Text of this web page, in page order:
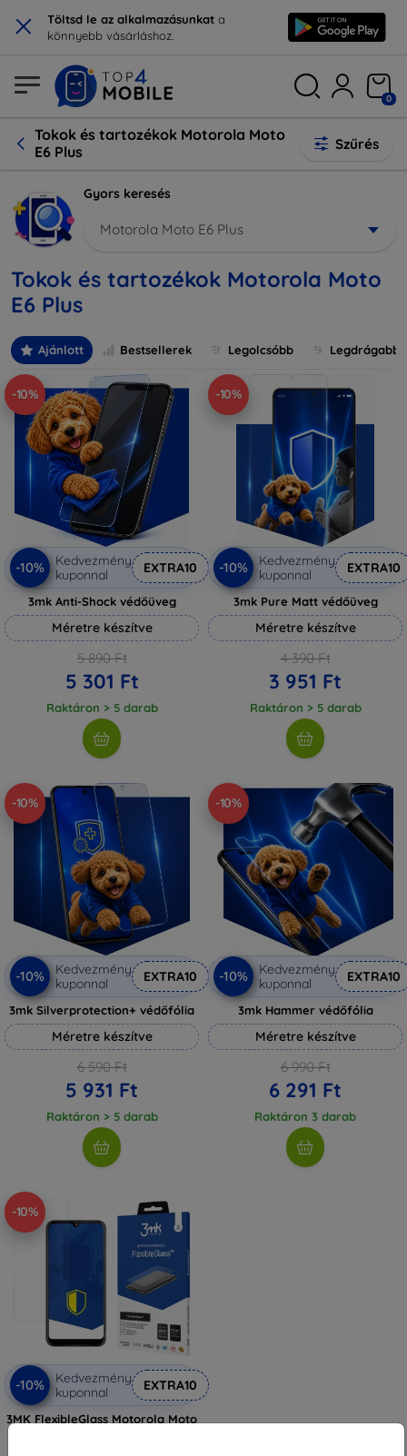
× Töltsd le az alkalmazásunkat a
könnyebb vásárláshoz.
0
Tokok és tartozékok Motorola Moto
E6 Plus
Szűrés
Gyors keresés
Motorola Moto E6 Plus
Tokok és tartozékok Motorola Moto
E6 Plus
Ajánlott Bestsellerek Legolcsóbb Legdrágabb
-10%
-10%
Kedvezmény
kuponnal
EXTRA10
3mk Anti-Shock védőüveg
Méretre készítve
5 890 Ft
5 301 Ft
Raktáron > 5 darab
-10%
-10%
Kedvezmény
kuponnal
EXTRA10
3mk Pure Matt védőüveg
Méretre készítve
4 390 Ft
3 951 Ft
Raktáron > 5 darab
-10%
-10%
Kedvezmény
kuponnal
EXTRA10
3mk Silverprotection+ védőfólia
Méretre készítve
6 590 Ft
5 931 Ft
Raktáron > 5 darab
-10%
-10%
Kedvezmény
kuponnal
EXTRA10
3mk Hammer védőfólia
Méretre készítve
6 990 Ft
6 291 Ft
Raktáron 3 darab
-10%
-10%
Kedvezmény
kuponnal
EXTRA10
3MK FlexibleGlass Motorola Moto